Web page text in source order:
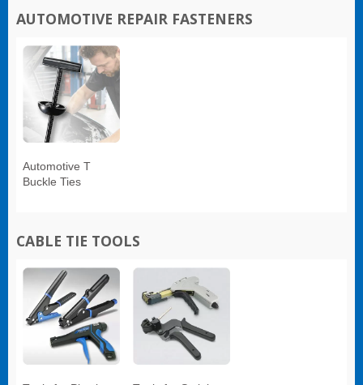
AUTOMOTIVE REPAIR FASTENERS
Automotive T
Buckle Ties
CABLE TIE TOOLS